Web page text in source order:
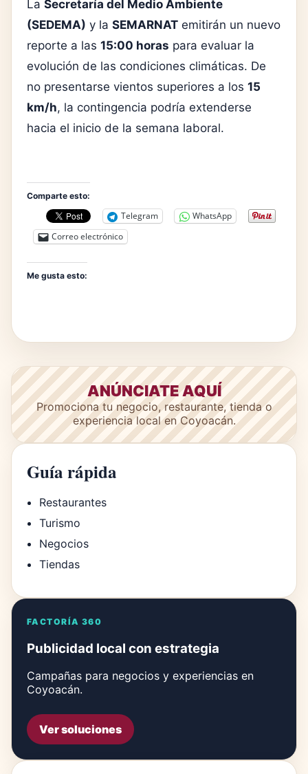
La Secretaría del Medio Ambiente
(SEDEMA) y la SEMARNAT emitirán un nuevo
reporte a las 15:00 horas para evaluar la
evolución de las condiciones climáticas. De
no presentarse vientos superiores a los 15
km/h, la contingencia podría extenderse
hacia el inicio de la semana laboral.
Comparte esto:
Telegram
WhatsApp
Correo electrónico
Me gusta esto:
ANÚNCIATE AQUÍ
Promociona tu negocio, restaurante, tienda o
experiencia local en Coyoacán.
Guía rápida
Restaurantes
Turismo
Negocios
Tiendas
FACTORÍA 360
Publicidad local con estrategia
Campañas para negocios y experiencias en
Coyoacán.
Ver soluciones